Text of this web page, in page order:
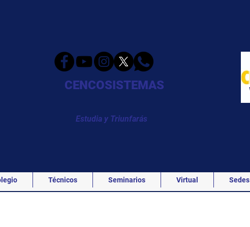
CENCOSISTEMAS
Estudia y Triunfarás
Técnicos Seminarios Virtual Sedes